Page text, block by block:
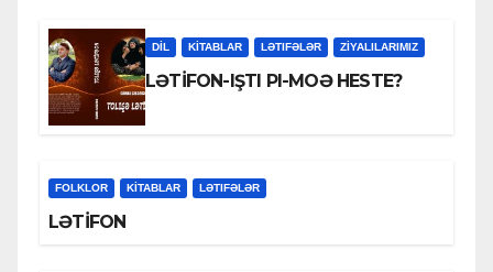
DİL KİTABLAR LƏTIFƏLƏR ZİYALILARIMIZ
LƏTİFON-IŞTI PI-MOƏ HESTE?
FOLKLOR KİTABLAR LƏTIFƏLƏR
LƏTİFON